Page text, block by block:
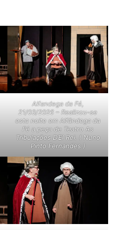
Alfandega da Fé,
21/03/2026 – Realizou-se
esta noite em Alfândega da
Fé a peça de Teatro As
Tribulações D’El Rei. ( Nuno
Pinto Fernandes )